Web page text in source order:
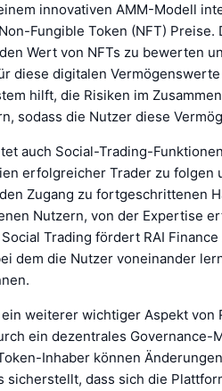
innovativen AMM-Modell
Fungible Token (NFT)
Wert von NFTs zu bewerten
diese digitalen
hilft, die Risiken im
sodass die Nutzer diese
auch Social-Trading-
erfolgreicher Trader zu folgen
Zugang zu fortgeschrittenen
Nutzern, von der Expertise
Trading fördert RAI
dem die Nutzer voneinander
weiterer wichtiger Aspekt von
ein dezentrales Governance-
Inhaber können
sicherstellt, dass sich die